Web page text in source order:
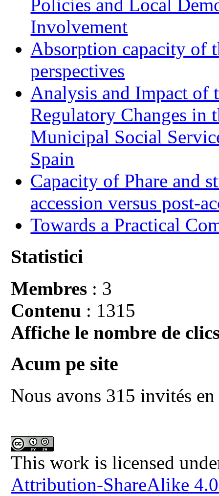
Policies and Local
Involvement
Absorption capacity of
perspectives
Analysis and Impact of
Regulatory Changes in
Municipal Social
Spain
Capacity of Phare and
accession versus post-
Towards a Practical
Statistici
Membres : 3
Contenu : 1315
Affiche le nombre de
Acum pe site
Nous avons 315 invités
This work is licensed
Attribution-ShareAlike